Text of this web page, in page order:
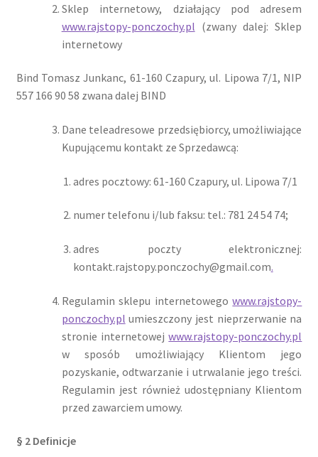
produkty Sklep internetowy, działający pod adresem
www.rajstopy-ponczochy.pl (zwany dalej: Sklep
internetowy
Bind Tomasz Junkanc, 61-160 Czapury, ul. Lipowa 7/1, NIP
557 166 90 58 zwana dalej BIND
Dane teleadresowe przedsiębiorcy, umożliwiające
Kupującemu kontakt ze Sprzedawcą:
adres pocztowy: 61-160 Czapury, ul. Lipowa 7/1
numer telefonu i/lub faksu: tel.: 781 24 54 74;
adres poczty elektronicznej:
kontakt.rajstopy.ponczochy@gmail.com.
Regulamin sklepu internetowegowww.rajstopy-
ponczochy.pl umieszczony jest nieprzerwanie na
stronie internetowejwww.rajstopy-ponczochy.pl
w sposób umożliwiający Klientom jego
pozyskanie, odtwarzanie i utrwalanie jego treści.
Regulamin jest również udostępniany Klientom
przed zawarciem umowy.
§ 2 Definicje